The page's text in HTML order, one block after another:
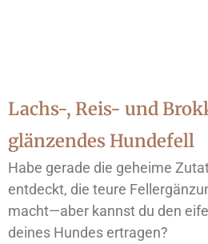
Lachs-, Reis- und
glänzendes Hundefell
Habe gerade die geheime
entdeckt, die teure
macht—aber kannst du den
deines Hundes ertragen?